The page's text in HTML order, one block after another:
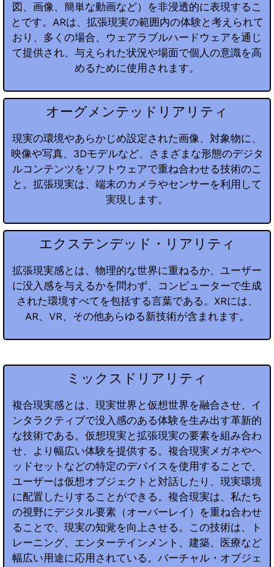
図、画像、簡単な動画など）を非浸透的に表現するこ
とです。ARは、拡張現実の範囲内の体験と考えられて
おり、多くの場合、ウェアラブルハードウェアを通じ
て提供され、与えられた状況や場面で個人の意識を高
めるために使用されます。
オーグメンテッドリアリティ
現実の環境やあらかじめ設定された画像、対象物に、
映像や写真、3Dモデルなど、さまざまな形態のデジタ
ルコンテンツをソフトウェアで重ね合わせる技術のこ
と。拡張現実は、端末のカメラやセンサーを利用して
実現します。
エクステンデッド・リアリティ
拡張現実感とは、物理的な世界に重ねるか、ユーザー
に没入感を与えるかを問わず、コンピューターで生成
された環境すべてを包括する言葉である。XRには、
AR、VR、その他あらゆる新技術が含まれます。
ミックスドリアリティ
複合現実感とは、現実世界と仮想世界を融合させ、イ
ンタラクティブで没入感のある体験を生み出す革新的
な技術である。仮想現実と拡張現実の要素を組み合わ
せ、より幅広い体験を提供する。複合現実メガネやヘ
ッドセットなどの特定のデバイスを使用することで、
ユーザーは仮想オブジェクトと対話したり、現実環境
に配置したりすることができる。複合現実は、私たち
の視野にデジタル要素（オーバーレイ）を重ね合わせ
ることで、現実の知覚を向上させる。この技術は、ト
レーニング、エンターテインメント、建築、医療など
幅広い用途に応用されている。バーチャル・オブジェ